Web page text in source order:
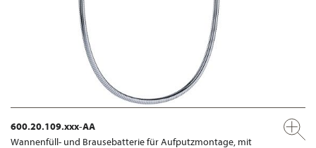
600.20.109.xxx-AA
Wannenfüll- und Brausebatterie für Aufputzmontage, mit